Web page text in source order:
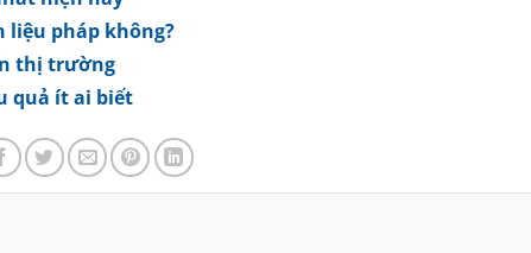
liệu pháp không?
thị trường
quả ít ai biết